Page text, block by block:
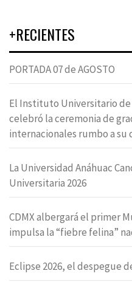
+RECIENTES
PORTADA 07 de AGOSTO
El Instituto Universitario de
celebró la ceremonia de
internacionales rumbo a su
La Universidad Anáhuac
Universitaria 2026
CDMX albergará el primer
impulsa la “fiebre felina”
Eclipse 2026, el despegue